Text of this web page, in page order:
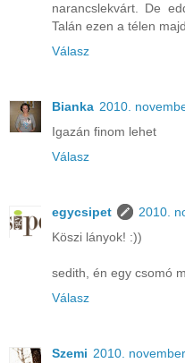
narancslekvárt. De
Talán ezen a télen
Válasz
Bianka 2010.
Igazán finom lehet
Válasz
egycsipet
2010.
Köszi lányok! :))
sedith, én egy csomó
Válasz
Szemi 2010.